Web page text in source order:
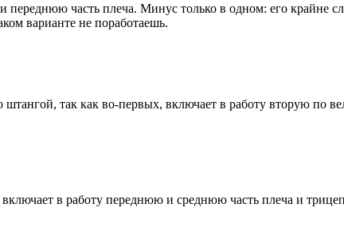
часть плеча. Минус только в одном: его крайне
варианте не поработаешь.
так как во-первых, включает в работу вторую по
в работу переднюю и среднюю часть плеча и